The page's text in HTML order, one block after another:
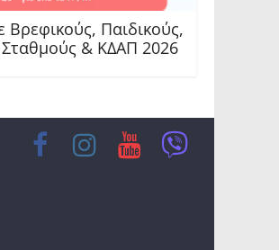
Παιδικούς,
& ΚΔΑΠ 2026